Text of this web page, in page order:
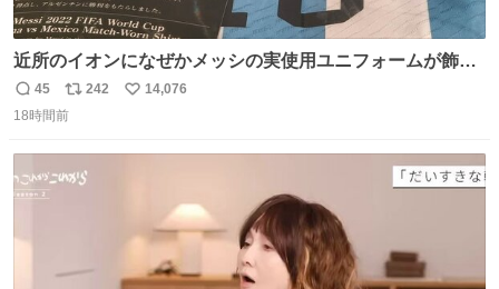
近所のイオンになぜかメッシの実使用ユニフォームが飾っ
てあっておもろい
返
信
45
リ
ポ
ト
242
い
14,076
18時間前